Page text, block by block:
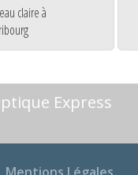
claire à
Express